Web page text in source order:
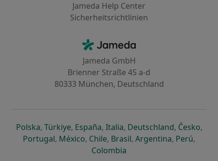
Jameda Help Center
Sicherheitsrichtlinien
Jameda - Startseite
Jameda GmbH
Brienner Straße 45 a-d
80333 München, Deutschland
Polskaöffnet in einer neuen Registerkarte
, Türkiyeöffnet in einer neuen Registerkarte
, Españaöffnet in einer neuen
, Italiaöffnet in einer neuen
, Deutschlandöffnet in
, Česko,
Portugalöffnet in einer neuen Registerkarte
, Méxicoöffnet in einer neuen Registerkarte
, Chileöffnet in einer neuen
, Brasilöffnet in einer neuen
, Argentinaöffnet in
, Perúöffnet
,
Colombia